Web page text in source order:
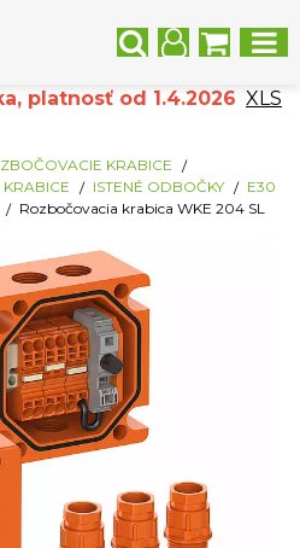
platnosť od 1.4.2026 XLS
KRABICE
ISTENÉ ODBOČKY
E30
Rozbočovacia krabica WKE 204 SL